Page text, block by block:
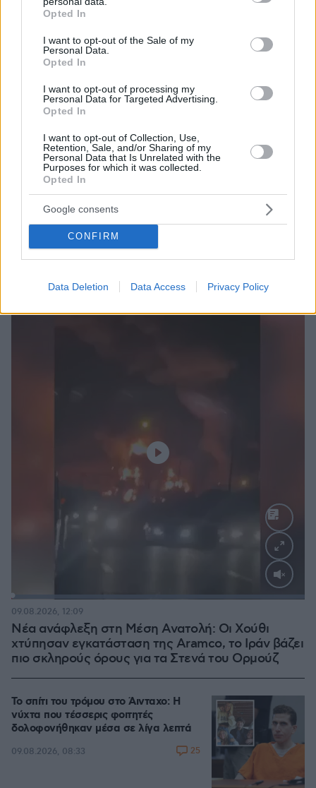
grant or deny consent to Google and its third-party tags to
use your data for below specified purposes in below Google
consent section.
Opted In
I want to opt-out of the Sale of my
Personal Data.
Opted In
I want to opt-out of processing my
Personal Data for Targeted Advertising.
Opted In
I want to opt-out of Collection, Use,
Retention, Sale, and/or Sharing of my
Personal Data that Is Unrelated with the
Purposes for which it was collected.
Opted In
Google consents
CONFIRM
Data Deletion Data Access Privacy Policy
Loaded:
Ελικόπτερο «πάρκαρε» στο Σαρακήνικο για να
09.08.2026, 11:17
Νέα ανάφλεξη στη Μέση Ανατολή: Οι Χούθι
χτύπησαν εγκατάσταση της Aramco, το Ιράν βάζει
πιο σκληρούς όρους για τα Στενά του Ορμούζ
09.08.2026, 12:09
Το σπίτι του τρόμου στο Άινταχο: Η
νύχτα που τέσσερις φοιτητές
δολοφονήθηκαν μέσα σε λίγα λεπτά
09.08.2026, 08:33 25